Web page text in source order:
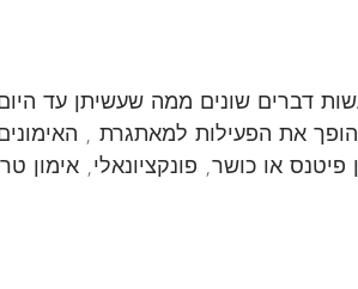
דברים שונים ממה שעשיתן עד
את הפעילות למאתגרת , האימונים
פיטנס או כושר, פונקציונאלי, אימון